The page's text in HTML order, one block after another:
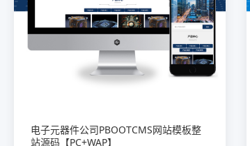
电子元器件公司PBOOTCMS网站模板整
站源码【PC+WAP】